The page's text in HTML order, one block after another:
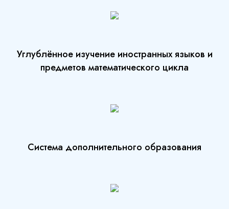
Углублённое изучение иностранных языков и
предметов математического цикла
Система дополнительного образования